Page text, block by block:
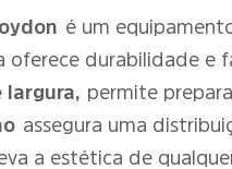
é um
oferece durabilidade e
largura, permite
assegura uma
a estética de